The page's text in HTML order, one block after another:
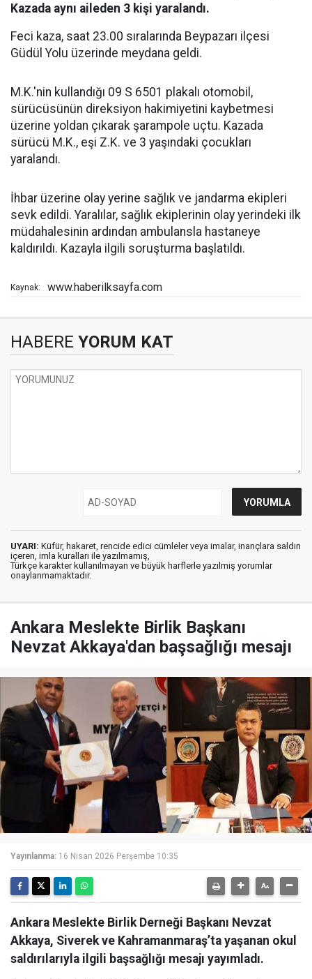
Kazada aynı aileden 3 kişi yaralandı.
Feci kaza, saat 23.00 sıralarında Beypazarı ilçesi
Güdül Yolu üzerinde meydana geldi.
M.K.'nin kullandığı 09 S 6501 plakalı otomobil,
sürücüsünün direksiyon hakimiyetini kaybetmesi
üzerine yoldan çıkarak şarampole uçtu. Kazada
sürücü M.K., eşi Z.K. ve 3 yaşındaki çocukları
yaralandı.
İhbar üzerine olay yerine sağlık ve jandarma ekipleri
sevk edildi. Yaralılar, sağlık ekiplerinin olay yerindeki ilk
müdahalesinin ardından ambulansla hastaneye
kaldırıldı. Kazayla ilgili soruşturma başlatıldı.
Kaynak: www.haberilksayfa.com
HABERE YORUM KAT
UYARI: Küfür, hakaret, rencide edici cümleler veya imalar, inançlara saldırı
içeren, imla kuralları ile yazılmamış,
Türkçe karakter kullanılmayan ve büyük harflerle yazılmış yorumlar
onaylanmamaktadır.
Ankara Meslekte Birlik Başkanı
Nevzat Akkaya'dan başsağlığı mesajı
Yayınlanma: 16 Nisan 2026 Perşembe 10:35
Ankara Meslekte Birlik Derneği Başkanı Nevzat
Akkaya, Siverek ve Kahramanmaraş’ta yaşanan okul
saldırılarıyla ilgili başsağlığı mesajı yayımladı.